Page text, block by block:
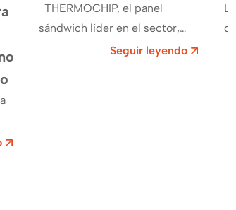
THERMOCHIP, el panel
sándwich lí­der en el sector,
ofrece muchas ventajas a nivel
Seguir leyendo